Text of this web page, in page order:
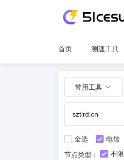
首页 测速工具
常用工具
全选 电信
节点类型：
不限